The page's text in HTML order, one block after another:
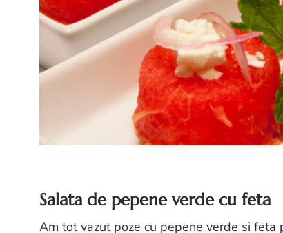
Salata de pepene verde cu feta
Am tot vazut poze cu pepene verde si feta